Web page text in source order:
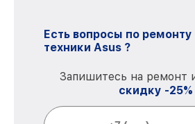
Есть вопросы по ремонту
техники Asus ?
Запишитесь на ремонт
скидку -25%